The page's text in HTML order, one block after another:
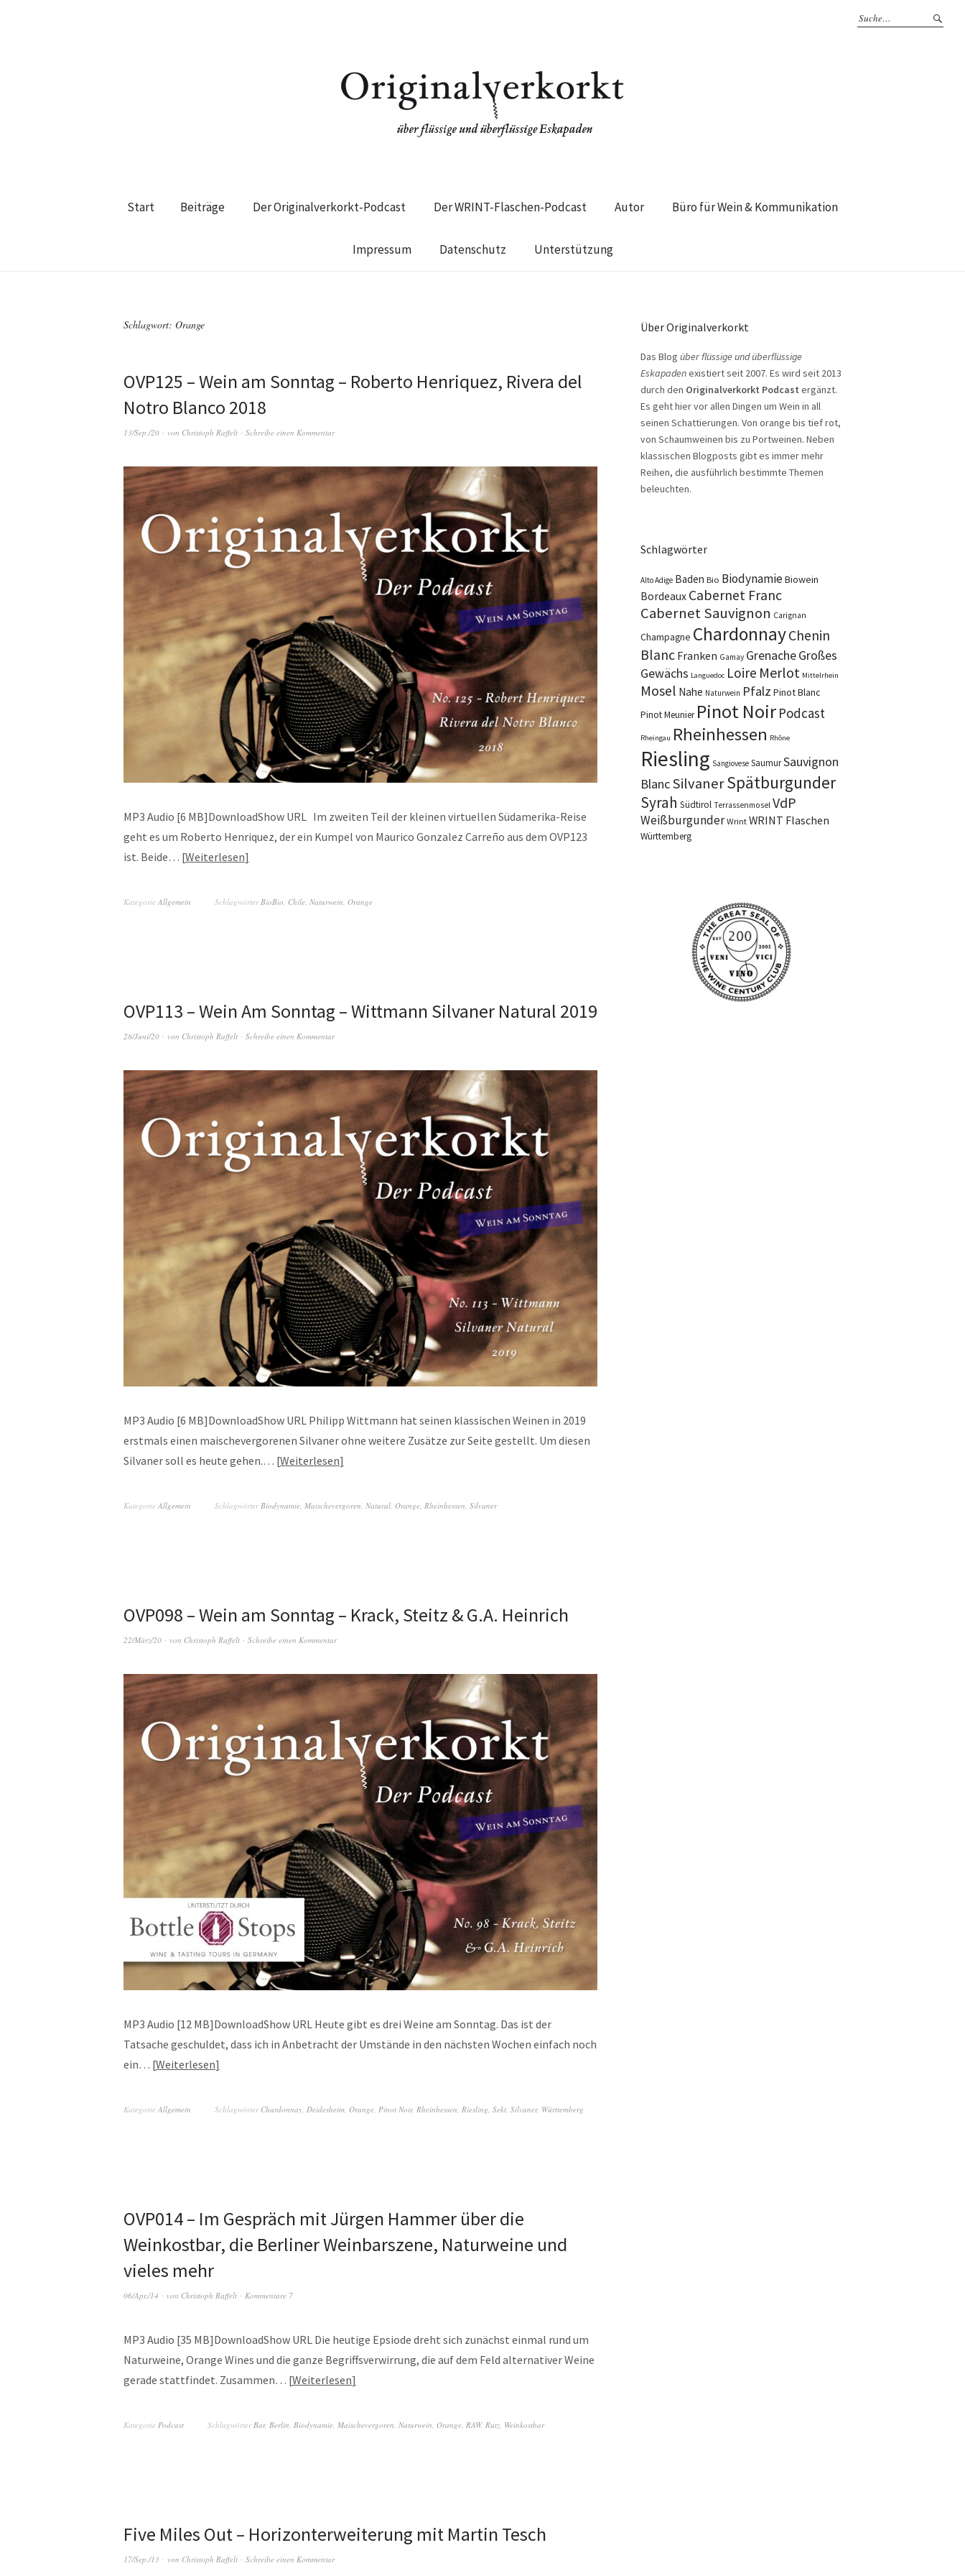
Start Beiträge Der Originalverkorkt-Podcast Der WRINT-Flaschen-Podcast Autor Büro für Wein & Kommunikation
Impressum Datenschutz Unterstützung
Schlagwort: Orange
OVP125 – Wein am Sonntag – Roberto Henriquez, Rivera del
Notro Blanco 2018
13/Sep./20 von Christoph Raffelt Schreibe einen Kommentar
MP3 Audio [6 MB]DownloadShow URL Im zweiten Teil der kleinen virtuellen Südamerika-Reise
geht es um Roberto Henriquez, der ein Kumpel von Maurico Gonzalez Carreño aus dem OVP123
ist. Beide… Weiterlesen
Kategorie Allgemein SchlagwörterBioBio, Chile, Naturwein, Orange
OVP113 – Wein Am Sonntag – Wittmann Silvaner Natural 2019
28/Juni/20 von Christoph Raffelt Schreibe einen Kommentar
MP3 Audio [6 MB]DownloadShow URL Philipp Wittmann hat seinen klassischen Weinen in 2019
erstmals einen maischevergorenen Silvaner ohne weitere Zusätze zur Seite gestellt. Um diesen
Silvaner soll es heute gehen.… Weiterlesen
Kategorie Allgemein SchlagwörterBiodynamie, Maischevergoren, Natural, Orange, Rheinhessen, Silvaner
OVP098 – Wein am Sonntag – Krack, Steitz & G.A. Heinrich
22/März/20 von Christoph Raffelt Schreibe einen Kommentar
MP3 Audio [12 MB]DownloadShow URL Heute gibt es drei Weine am Sonntag. Das ist der
Tatsache geschuldet, dass ich in Anbetracht der Umstände in den nächsten Wochen einfach noch
ein… Weiterlesen
Kategorie Allgemein Schlagwörter Chardonnay, Deidesheim, Orange, Pinot Noir, Rheinhessen, Riesling, Sekt, Silvaner, Württemberg
OVP014 – Im Gespräch mit Jürgen Hammer über die
Weinkostbar, die Berliner Weinbarszene, Naturweine und
vieles mehr
06/Apr./14 von Christoph Raffelt Kommentare 7
MP3 Audio [35 MB]DownloadShow URL Die heutige Epsiode dreht sich zunächst einmal rund um
Naturweine, Orange Wines und die ganze Begriffsverwirrung, die auf dem Feld alternativer Weine
gerade stattfindet. Zusammen… Weiterlesen
Kategorie Podcast SchlagwörterBar, Berlin, Biodynamie, Maischevergoren, Naturwein, Orange, RAW, Rutz, Weinkostbar
Five Miles Out – Horizonterweiterung mit Martin Tesch
17/Sep./13 von Christoph Raffelt Schreibe einen Kommentar
Über Originalverkorkt
Das Blog über flüssige und überflüssige
Eskapadenexistiert seit 2007. Es wird seit 2013
durch den Originalverkorkt Podcast ergänzt.
Es geht hier vor allen Dingen um Wein in all
seinen Schattierungen. Von orange bis tief rot,
von Schaumweinen bis zu Portweinen. Neben
klassischen Blogposts gibt es immer mehr
Reihen, die ausführlich bestimmte Themen
beleuchten.
Schlagwörter
Alto Adige Baden Bio BiodynamieBiowein
Bordeaux Cabernet Franc
Cabernet Sauvignon Carignan
Champagne ChardonnayChenin
Blanc Franken Gamay GrenacheGroßes
Gewächs Languedoc Loire Merlot Mittelrhein
Mosel Nahe Naturwein Pfalz Pinot Blanc
Pinot Meunier Pinot Noir Podcast
Rheingau Rheinhessen Rhône
Riesling Sangiovese SaumurSauvignon
BlancSilvanerSpätburgunder
Syrah Südtirol Terrassenmosel VdP
Weißburgunder Wrint WRINT Flaschen
Württemberg